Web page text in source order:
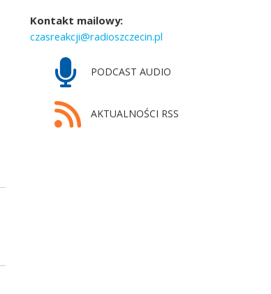
Kontakt mailowy:
czasreakcji@radioszczecin.pl
PODCAST AUDIO
AKTUALNOŚCI RSS